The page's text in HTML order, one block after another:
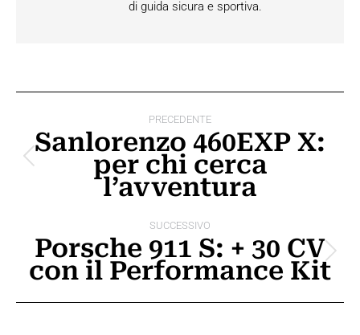
di guida sicura e sportiva.
tra
PRECEDENTE
Post
precedente:
Sanlorenzo 460EXP X:
per chi cerca
l’avventura
SUCCESSIVO
Prossimo
post:
Porsche 911 S: + 30 CV
con il Performance Kit